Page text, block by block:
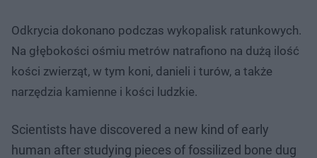
Odkrycia dokonano podczas wykopalisk ratunkowych.
Na głębokości ośmiu metrów natrafiono na dużą ilość
kości zwierząt, w tym koni, danieli i turów, a także
narzędzia kamienne i kości ludzkie.
Scientists have discovered a new kind of early
human after studying pieces of fossilized bone dug